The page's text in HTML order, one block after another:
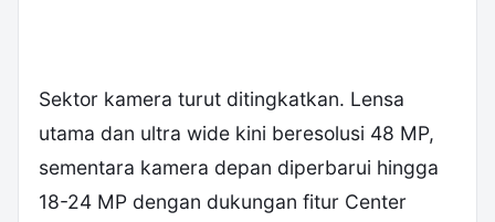
‎Sektor kamera turut ditingkatkan. Lensa
utama dan ultra wide kini beresolusi 48 MP,
sementara kamera depan diperbarui hingga
18-24 MP dengan dukungan fitur Center